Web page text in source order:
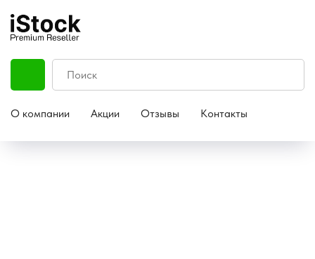
О компании Акции Отзывы Контакты